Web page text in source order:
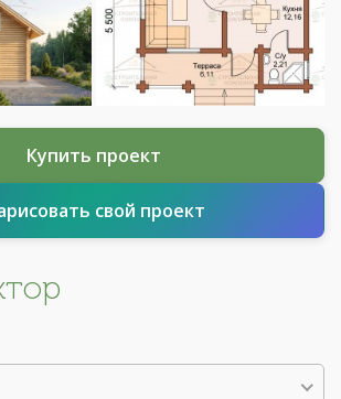
Купить проект
свой проект